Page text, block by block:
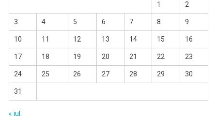
1 2
3 4 5 6 7 8 9
10 11 12 13 14 15 16
17 18 19 20 21 22 23
24 25 26 27 28 29 30
31
« iul.